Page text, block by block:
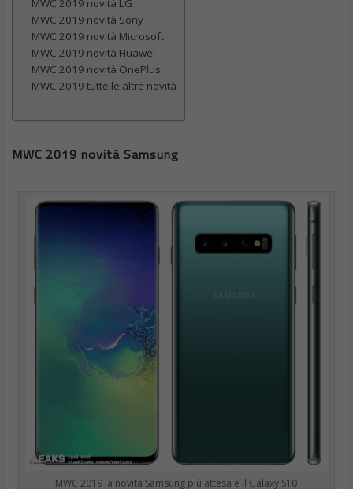
MWC 2019 novità LG
MWC 2019 novità Sony
MWC 2019 novità Microsoft
MWC 2019 novità Huawei
MWC 2019 novità OnePlus
MWC 2019 tutte le altre novità
MWC 2019 novità Samsung
MWC 2019 la novità Samsung più attesa è il Galaxy S10